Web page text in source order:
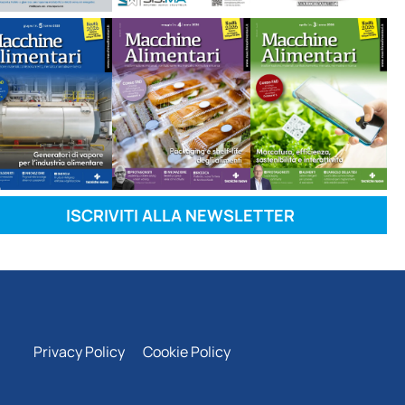
ISCRIVITI ALLA NEWSLETTER
Privacy Policy Cookie Policy